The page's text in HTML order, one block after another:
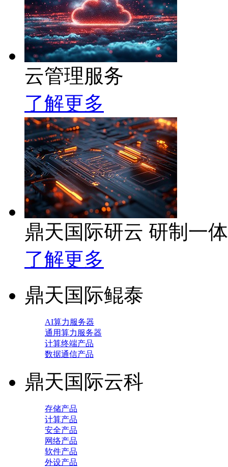
云管理服务
了解更多
鼎天国际研云 研制一
了解更多
鼎天国际鲲泰
AI算力服务器
通用算力服务器
计算终端产品
数据通信产品
鼎天国际云科
存储产品
计算产品
安全产品
网络产品
软件产品
外设产品